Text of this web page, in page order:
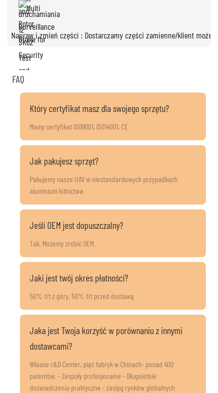
Napraw i zmień części : Dostarczamy części zamienne/klient
FAQ
Który certyfikat masz dla swojego sprzętu?
Mamy certyfikat ISO9001, ISO14001, CE
Jak pakujesz sprzęt?
Pakujemy nasze UAV w niestandardowych przypadkach
aluminium lotnictwa
Jeśli OEM jest dopuszczalny?
Tak. Możemy zrobić OEM.
Jaki jest twój okres płatności?
50% t/t z góry, 50% t/t przed dostawą
Jaka jest Twoja korzyść w porównaniu z innymi
dostawcami?
Własne r&D Center, pięć fabryk w Chinach- ponad 400
patentów. - Zespoły profesjonalne - Długoletnie
doświadczenia praktyczne - zasięg rynków globalnych